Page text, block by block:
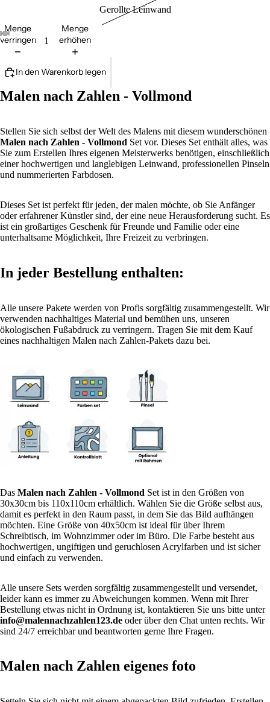
Gerollte Leinwand
Menge
verringern
Menge
erhöhen
In den Warenkorb legen
Malen nach Zahlen - Vollmond
Stellen Sie sich selbst der Welt des Malens mit diesem wunderschönen
Malen nach Zahlen - Vollmond Set vor. Dieses Set enthält alles, was
Sie zum Erstellen Ihres eigenen Meisterwerks benötigen, einschließlich
einer hochwertigen und langlebigen Leinwand, professionellen Pinseln
und nummerierten Farbdosen.
Dieses Set ist perfekt für jeden, der malen möchte, ob Sie Anfänger
oder erfahrener Künstler sind, der eine neue Herausforderung sucht. Es
ist ein großartiges Geschenk für Freunde und Familie oder eine
unterhaltsame Möglichkeit, Ihre Freizeit zu verbringen.
In jeder Bestellung enthalten:
Alle unsere Pakete werden von Profis sorgfältig zusammengestellt. Wir
verwenden nachhaltiges Material und bemühen uns, unseren
ökologischen Fußabdruck zu verringern. Tragen Sie mit dem Kauf
eines nachhaltigen Malen nach Zahlen-Pakets dazu bei.
Das Malen nach Zahlen - Vollmond Set ist in den Größen von
30x30cm bis 110x110cm erhältlich. Wählen Sie die Größe selbst aus,
damit es perfekt in den Raum passt, in dem Sie das Bild aufhängen
möchten. Eine Größe von 40x50cm ist ideal für über Ihrem
Schreibtisch, im Wohnzimmer oder im Büro. Die Farbe besteht aus
hochwertigen, ungiftigen und geruchlosen Acrylfarben und ist sicher
und einfach zu verwenden.
Alle unsere Sets werden sorgfältig zusammengestellt und versendet,
leider kann es immer zu Abweichungen kommen. Wenn mit Ihrer
Bestellung etwas nicht in Ordnung ist, kontaktieren Sie uns bitte unter
info@malennachzahlen123.de oder über den Chat unten rechts. Wir
sind 24/7 erreichbar und beantworten gerne Ihre Fragen.
Malen nach Zahlen eigenes foto